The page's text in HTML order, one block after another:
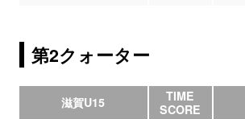
第2クォーター
滋賀U15
TIME
SCORE